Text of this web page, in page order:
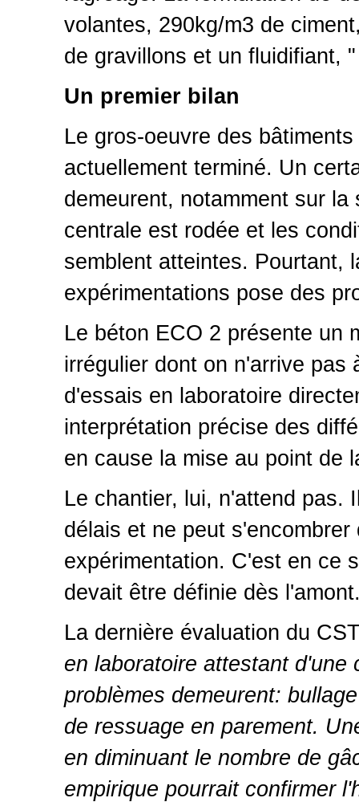
volantes, 290kg/m3 de
de gravillons et un fluidifiant,
Un premier bilan
Le gros-oeuvre des
actuellement terminé. Un
demeurent, notamment sur
centrale est rodée et les
semblent atteintes. Pourtant,
expérimentations pose des
Le béton ECO 2 présente un
irrégulier dont on n'arrive pas
d'essais en laboratoire
interprétation précise des
en cause la mise au point de
Le chantier, lui, n'attend pas.
délais et ne peut
expérimentation. C'est en ce
devait être définie dès
La dernière évaluation du
en laboratoire attestant d'une
problèmes demeurent:
de ressuage en parement.
en diminuant le nombre de
empirique pourrait confirmer